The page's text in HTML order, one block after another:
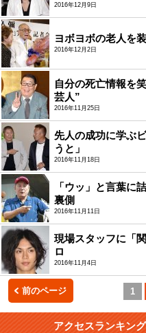
2016年12月9日
ヨボヨボの老人を
2016年12月2日
自分の死亡情報を
芸人”
2016年11月25日
先人の成功に学ぶ
うと」
2016年11月18日
「ウッ」と言葉に
裏側
2016年11月11日
現場スタッフに「
ロ
2016年11月4日
前のページ 1
アクセスランキング